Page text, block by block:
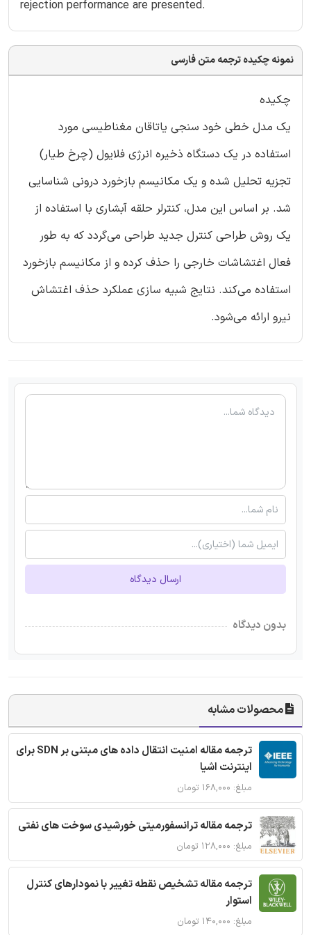
rejection performance are presented.
نمونه چکیده ترجمه متن فارسی
چکیده
یک مدل خطی خود سنجی یاتاقان مغناطیسی مورد
استفاده در یک دستگاه ذخیره انرژی فلایول (چرخ طیار)
تجزیه تحلیل شده و یک مکانیسم بازخورد درونی شناسایی
شد. بر اساس این مدل، کنترلر حلقه آبشاری با استفاده از
یک روش طراحی کنترل جدید طراحی می‌گردد که به طور
فعال اغتشاشات خارجی را حذف کرده و از مکانیسم بازخورد
استفاده می‌کند. نتایج شبیه سازی عملکرد حذف اغتشاش
نیرو ارائه می‌شود.
ارسال دیدگاه
بدون دیدگاه
محصولات مشابه
ترجمه مقاله امنیت انتقال داده های مبتنی بر SDN برای
اینترنت اشیا
مبلغ: ۱۶۸,۰۰۰ تومان
ترجمه مقاله ترانسفورمیتی خورشیدی سوخت های نفتی
مبلغ: ۱۲۸,۰۰۰ تومان
ترجمه مقاله تشخیص نقطه تغییر با نمودارهای کنترل
استوار
مبلغ: ۱۴۰,۰۰۰ تومان